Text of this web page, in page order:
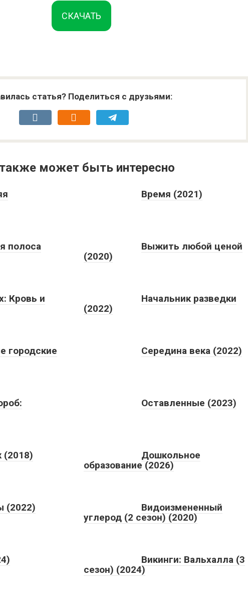
СКАЧАТЬ
статья? Поделиться с друзьями:
может быть интересно
Время (2021)
полоса
Выжить любой ценой
(2020)
Кровь и
Начальник разведки
(2022)
городские
Середина века (2022)
Оставленные (2023)
(2018)
Дошкольное
образование (2026)
(2022)
Видоизмененный
углерод (2 сезон) (2020)
Викинги: Вальхалла (3
сезон) (2024)